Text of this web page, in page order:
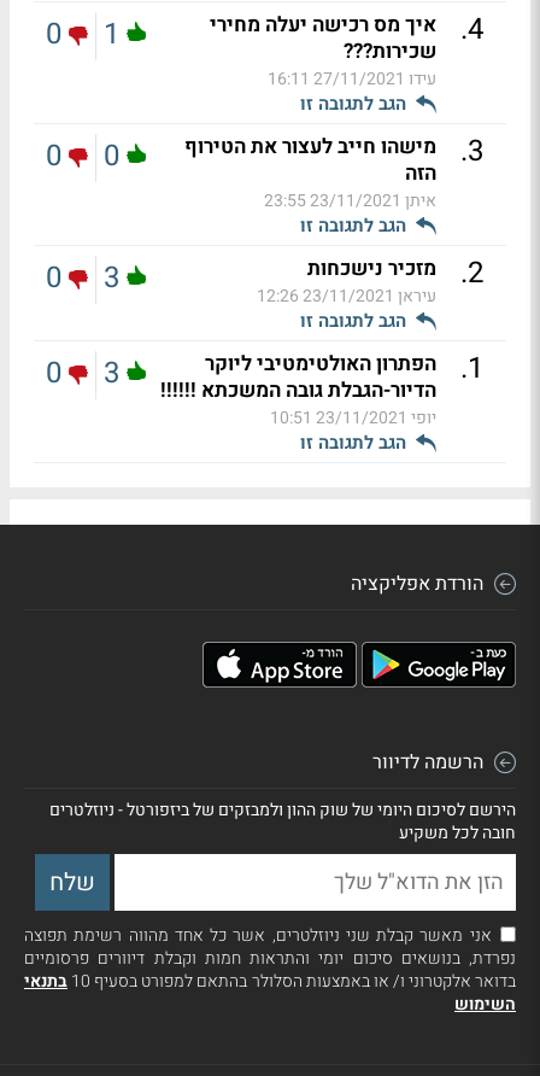
4
.
איך מס רכישה יעלה מחירי
שכירות???
עידו 27/11/2021 16:11
הגב לתגובה זו
1
0
3
.
מישהו חייב לעצור את הטירוף
הזה
איתן 23/11/2021 23:55
הגב לתגובה זו
0
0
2
. מזכיר נישכחות
עיראן 23/11/2021 12:26
הגב לתגובה זו
3
0
1
.
הפתרון האולטימטיבי ליוקר
הדיור-הגבלת גובה המשכתא !!!!!!
יופי 23/11/2021 10:51
הגב לתגובה זו
3
0
הורדת אפליקציה
הרשמה לדיוור
הירשם לסיכום היומי של שוק ההון ולמבזקים של ביזפורטל - ניוזלטרים
חובה לכל משקיע
אני מאשר קבלת שני ניוזלטרים, אשר כל אחד מהווה רשימת תפוצה
נפרדת, בנושאים סיכום יומי והתראות חמות וקבלת דיוורים פרסומיים
בדואר אלקטרוני ו/ או באמצעות הסלולר בהתאם למפורט בסעיף 10
בתנאי
השימוש